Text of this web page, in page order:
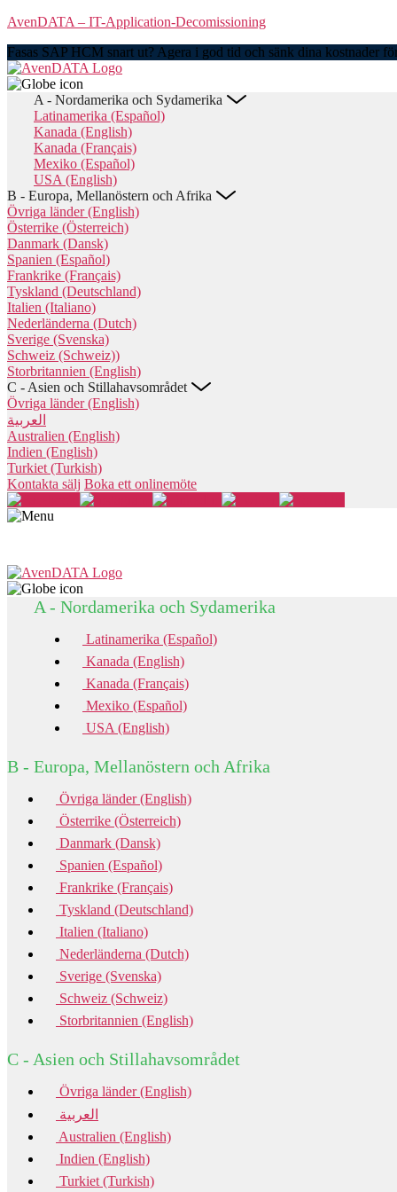
Skip
the
content
AvenDATA – IT-Application-Decomissioning
Fasas SAP HCM snart ut? Agera i god tid och sänk dina kostnader
A - Nordamerika och Sydamerika
Latinamerika (Español)
Kanada (English)
Kanada (Français)
Mexiko (Español)
USA (English)
B - Europa, Mellanöstern och Afrika
Övriga länder (English)
Österrike (Österreich)
Danmark (Dansk)
Spanien (Español)
Frankrike (Français)
Tyskland (Deutschland)
Italien (Italiano)
Nederländerna (Dutch)
Sverige (Svenska)
Schweiz (Schweiz))
Storbritannien (English)
C - Asien och Stillahavsområdet
Övriga länder (English)
العربية
Australien (English)
Indien (English)
Turkiet (Turkish)
Kontakta sälj Boka ett onlinemöte
A - Nordamerika och Sydamerika
Latinamerika (Español)
Kanada (English)
Kanada (Français)
Mexiko (Español)
USA (English)
B - Europa, Mellanöstern och Afrika
Övriga länder (English)
Österrike (Österreich)
Danmark (Dansk)
Spanien (Español)
Frankrike (Français)
Tyskland (Deutschland)
Italien (Italiano)
Nederländerna (Dutch)
Sverige (Svenska)
Schweiz (Schweiz)
Storbritannien (English)
C - Asien och Stillahavsområdet
Övriga länder (English)
العربية
Australien (English)
Indien (English)
Turkiet (Turkish)